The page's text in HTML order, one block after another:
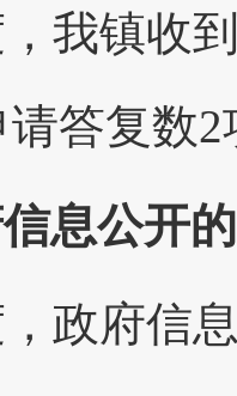
我镇收
答复数
息公开
政府信